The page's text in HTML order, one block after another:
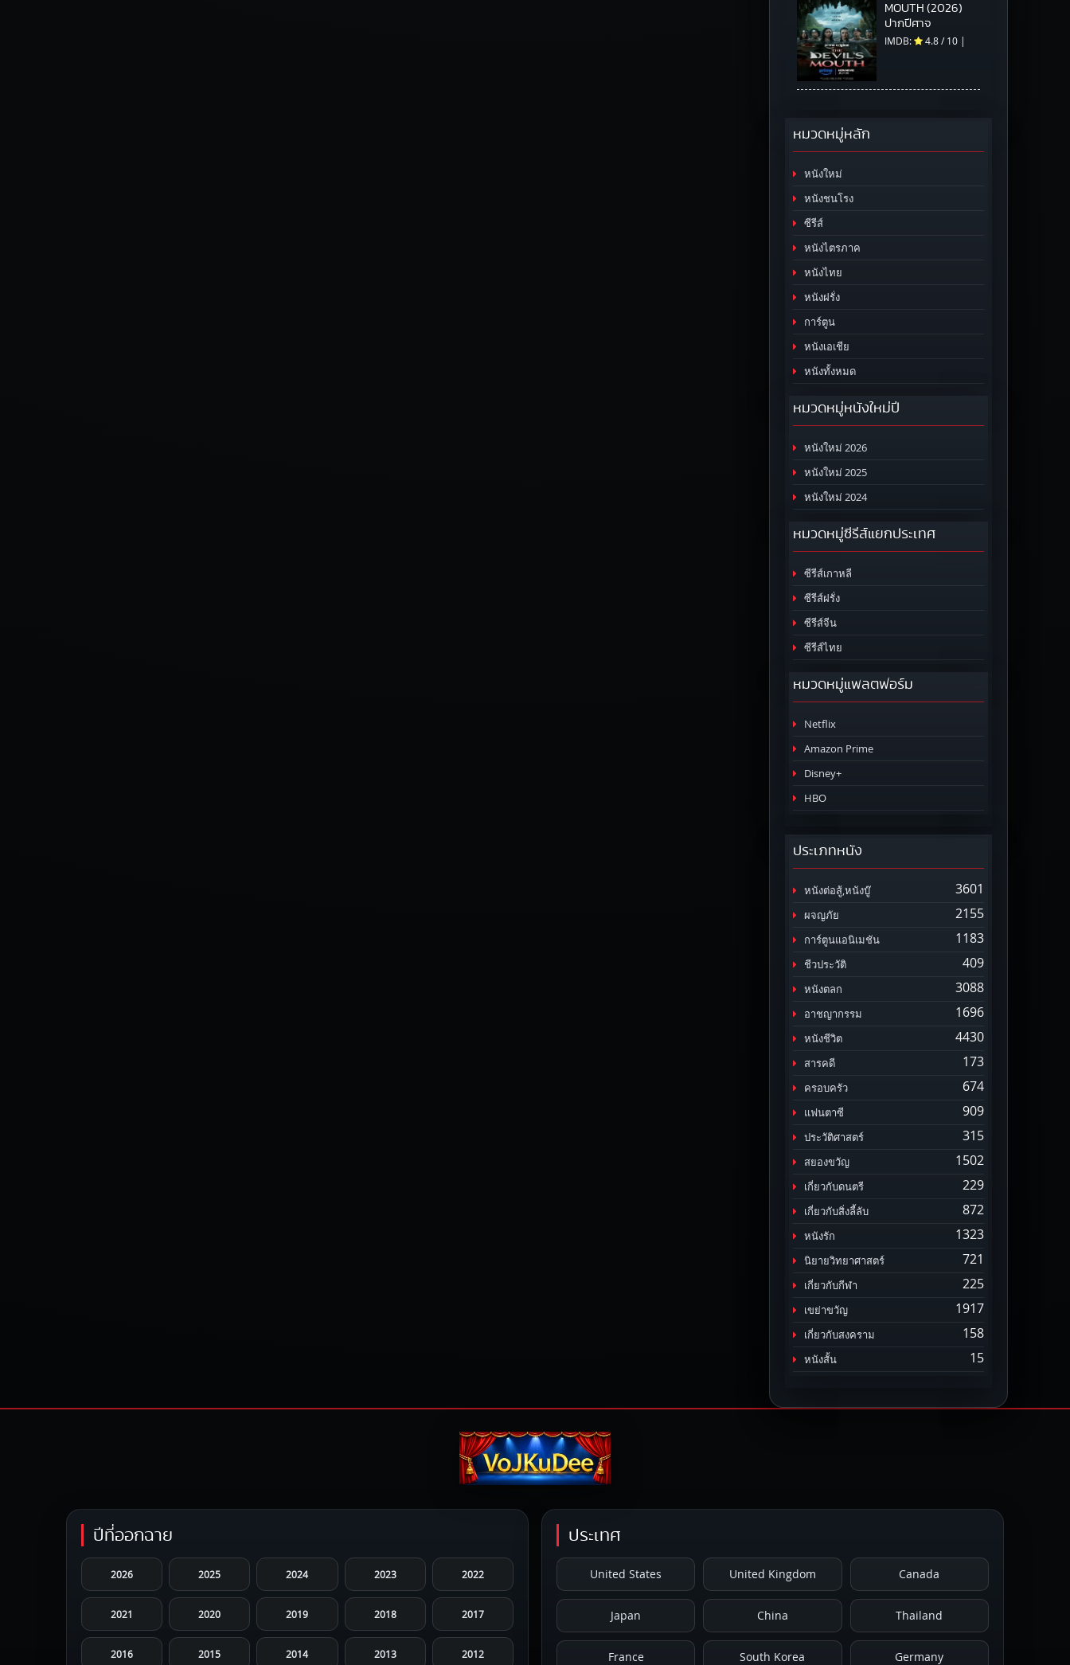
MOUTH (2026)
ปากปีศาจ
IMDB: 4.8/10 |
หมวดหมู่หลัก
หนังใหม่
หนังชนโรง
ซีรีส์
หนังไตรภาค
หนังไทย
หนังฝรั่ง
การ์ตูน
หนังเอเชีย
หนังทั้งหมด
หมวดหมู่หนังใหม่ปี
หนังใหม่ 2026
หนังใหม่ 2025
หนังใหม่ 2024
หมวดหมู่ซีรีส์แยกประเทศ
ซีรีส์เกาหลี
ซีรีส์ฝรั่ง
ซีรีส์จีน
ซีรีส์ไทย
หมวดหมู่แพลตฟอร์ม
Netflix
Amazon Prime
Disney+
HBO
ประเภทหนัง
หนังต่อสู้,หนังบู๊ 3601
ผจญภัย 2155
การ์ตูนแอนิเมชัน 1183
ชีวประวัติ 409
หนังตลก 3088
อาชญากรรม 1696
หนังชีวิต 4430
สารคดี 173
ครอบครัว 674
แฟนตาซี 909
ประวัติศาสตร์ 315
สยองขวัญ 1502
เกี่ยวกับดนตรี 229
เกี่ยวกับสิ่งลี้ลับ 872
หนังรัก 1323
นิยายวิทยาศาสตร์ 721
เกี่ยวกับกีฬา 225
เขย่าขวัญ 1917
เกี่ยวกับสงคราม 158
หนังสั้น 15
ปีที่ออกฉาย
2026 2025 2024 2023 2022
2021 2020 2019 2018 2017
2016 2015 2014 2013 2012
ประเทศ
United States United Kingdom Canada
Japan China Thailand
France South Korea Germany